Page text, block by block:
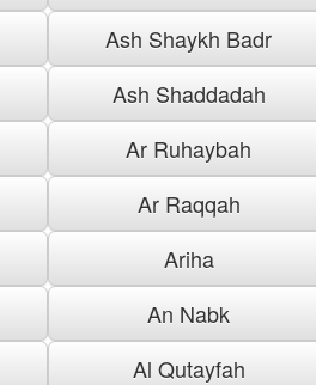
Ash Shaykh Badr
Ash Shaddadah
Ar Ruhaybah
Ar Raqqah
Ariha
An Nabk
Al Qutayfah